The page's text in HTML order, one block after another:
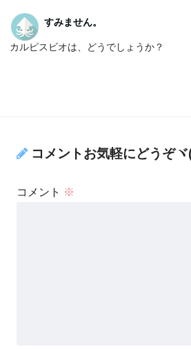
すみません。
カルピスビオは、どうでしょうか？
コメントお気軽にどうぞヾ
コメント ※